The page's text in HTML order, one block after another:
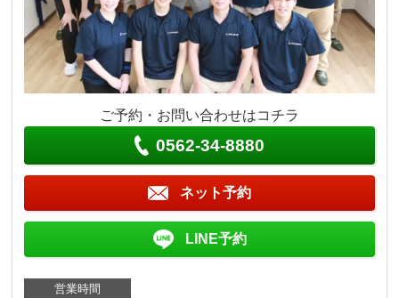
ご予約・お問い合わせはコチラ
0562-34-8880
ネット予約
LINE予約
営業時間